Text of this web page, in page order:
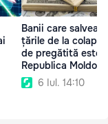
Banii care salvează
țările de la colaps.
de pregătită este
Republica Moldova
6 Iul. 14:10